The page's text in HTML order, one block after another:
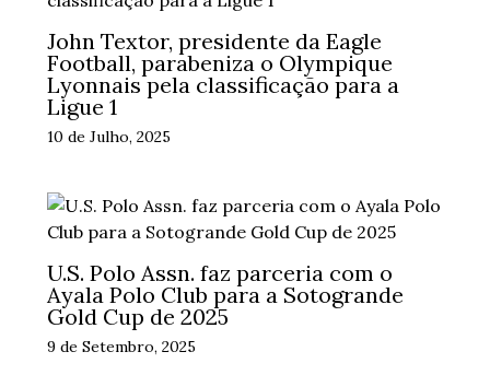
John Textor, presidente da Eagle
Football, parabeniza o Olympique
Lyonnais pela classificação para a
Ligue 1
10 de Julho, 2025
U.S. Polo Assn. faz parceria com o
Ayala Polo Club para a Sotogrande
Gold Cup de 2025
9 de Setembro, 2025